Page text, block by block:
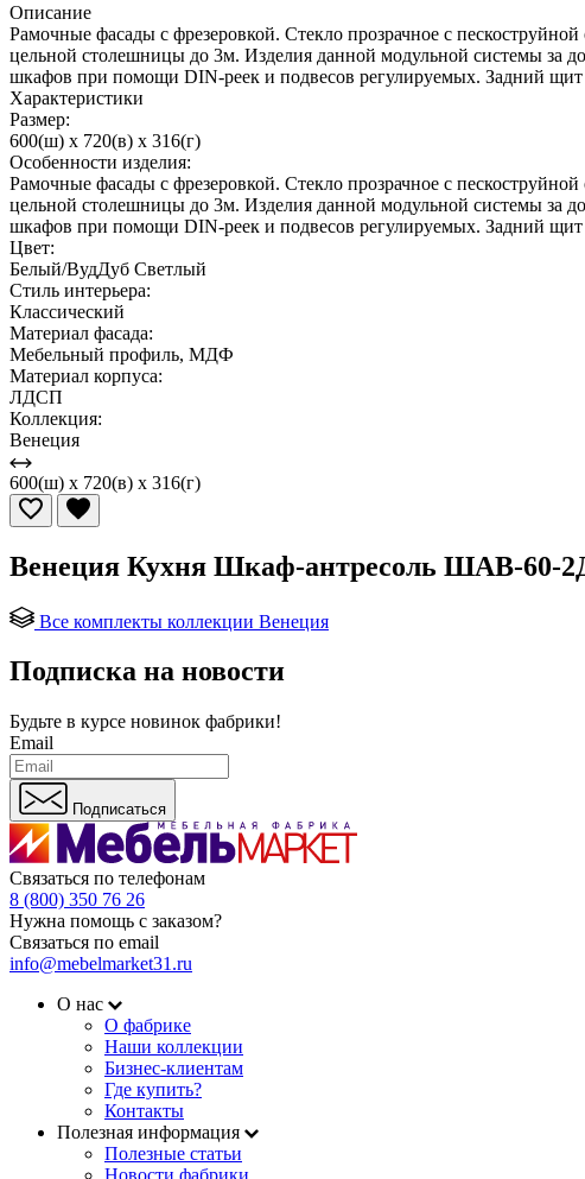
Описание
Рамочные фасады с фрезеровкой. Стекло прозрачное с
цельной столешницы до 3м. Изделия данной модульной системы за
шкафов при помощи DIN-реек и подвесов регулируемых. Задний
Характеристики
Размер:
600(ш) x 720(в) x 316(г)
Особенности изделия:
Рамочные фасады с фрезеровкой. Стекло прозрачное с
цельной столешницы до 3м. Изделия данной модульной системы за
шкафов при помощи DIN-реек и подвесов регулируемых. Задний
Цвет:
Белый/ВудДуб Светлый
Стиль интерьера:
Классический
Материал фасада:
Мебельный профиль, МДФ
Материал корпуса:
ЛДСП
Коллекция:
Венеция
600(ш) x 720(в) x 316(г)
Венеция Кухня Шкаф-антресоль ШАВ-60-
Все комплекты коллекции Венеция
Подписка на новости
Будьте в курсе новинок фабрики!
Email
Подписаться
Связаться по телефонам
8 (800) 350 76 26
Нужна помощь с заказом?
Связаться по email
info@mebelmarket31.ru
О нас
О фабрике
Наши коллекции
Бизнес-клиентам
Где купить?
Контакты
Полезная информация
Полезные статьи